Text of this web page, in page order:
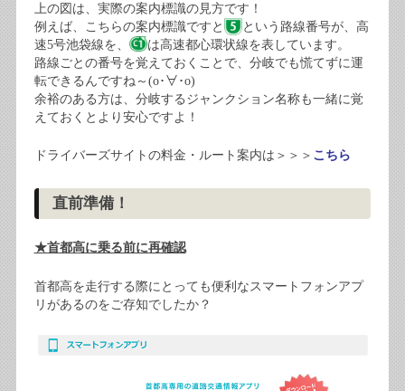
上の図は、実際の案内標識の見方です！
例えば、こちらの案内標識ですと
という路線番号が、高
速5号池袋線を、
は高速都心環状線を表しています。
路線ごとの番号を覚えておくことで、分岐でも慌てずに運
転できるんですね～(o･∀･o)
余裕のある方は、分岐するジャンクション名称も一緒に覚
えておくとより安心ですよ！
ドライバーズサイトの料金・ルート案内は＞＞＞ こちら
直前準備！
★首都高に乗る前に再確認
首都高を走行する際にとっても便利なスマートフォンアプ
リがあるのをご存知でしたか？